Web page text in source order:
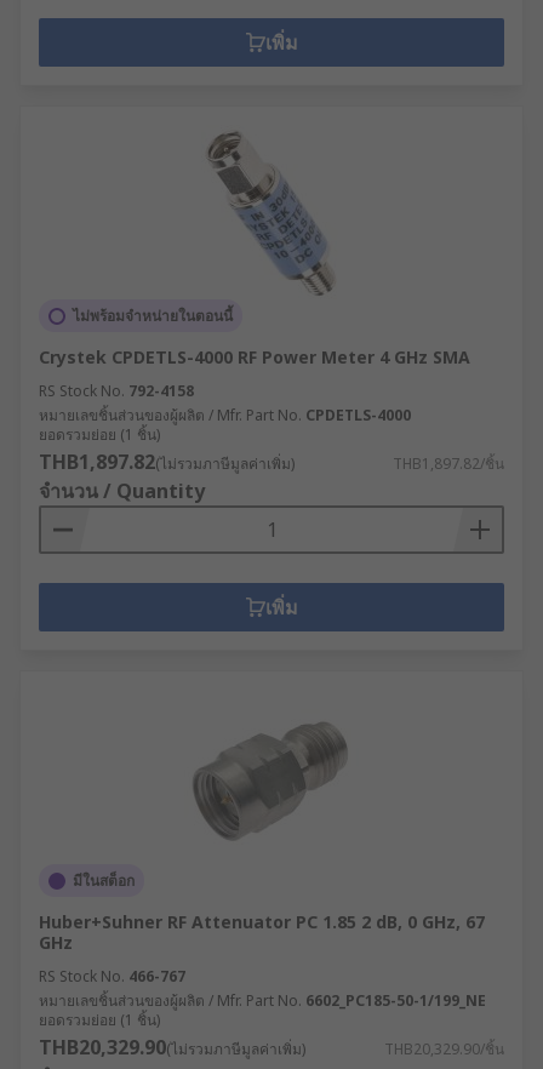
เพิ่ม
ไม่พร้อมจำหน่ายในตอนนี้
Crystek CPDETLS-4000 RF Power Meter 4 GHz SMA
RS Stock No. 792-4158
หมายเลขชิ้นส่วนของผู้ผลิต / Mfr. Part No. CPDETLS-4000
ยอดรวมย่อย (1 ชิ้น)
THB1,897.82(ไม่รวมภาษีมูลค่าเพิ่ม) THB1,897.82/ชิ้น
จำนวน / Quantity
เพิ่ม
มีในสต็อก
Huber+Suhner RF Attenuator PC 1.85 2 dB, 0 GHz, 67
GHz
RS Stock No. 466-767
หมายเลขชิ้นส่วนของผู้ผลิต / Mfr. Part No. 6602_PC185-50-1/199_NE
ยอดรวมย่อย (1 ชิ้น)
THB20,329.90(ไม่รวมภาษีมูลค่าเพิ่ม) THB20,329.90/ชิ้น